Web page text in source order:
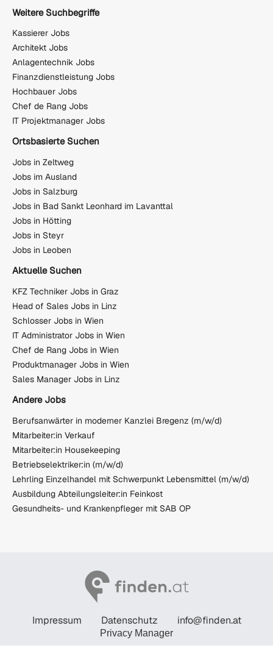
Weitere Suchbegriffe
Kassierer Jobs
Architekt Jobs
Anlagentechnik Jobs
Finanzdienstleistung Jobs
Hochbauer Jobs
Chef de Rang Jobs
IT Projektmanager Jobs
Ortsbasierte Suchen
Jobs in Zeltweg
Jobs im Ausland
Jobs in Salzburg
Jobs in Bad Sankt Leonhard im Lavanttal
Jobs in Hötting
Jobs in Steyr
Jobs in Leoben
Aktuelle Suchen
KFZ Techniker Jobs in Graz
Head of Sales Jobs in Linz
Schlosser Jobs in Wien
IT Administrator Jobs in Wien
Chef de Rang Jobs in Wien
Produktmanager Jobs in Wien
Sales Manager Jobs in Linz
Andere Jobs
Berufsanwärter in moderner Kanzlei Bregenz (m/w/d)
Mitarbeiter:in Verkauf
Mitarbeiter:in Housekeeping
Betriebselektriker:in (m/w/d)
Lehrling Einzelhandel mit Schwerpunkt Lebensmittel (m/w/d)
Ausbildung Abteilungsleiter:in Feinkost
Gesundheits- und Krankenpfleger mit SAB OP
Impressum Datenschutz info@finden.at
Privacy Manager